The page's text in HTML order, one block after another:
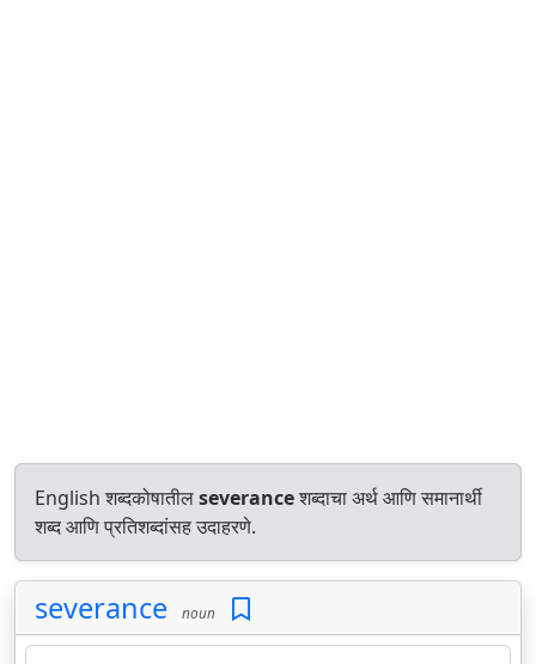
English शब्दकोषातीलseveranceशब्दाचा अर्थ आणि समानार्थी
शब्द आणि प्रतिशब्दांसह उदाहरणे.
severance noun